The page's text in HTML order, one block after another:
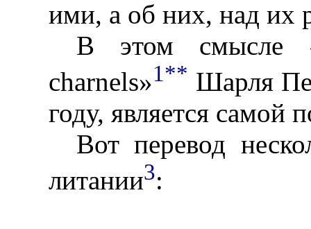
ими, а об них, над их
В этом смысле
charnels»1** Шарля
году, является самой
Вот перевод
литании3: